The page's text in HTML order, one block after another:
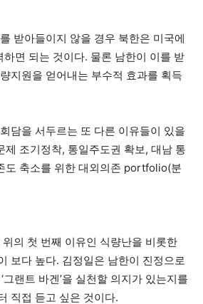
받아들이지 않을 경우 북한은 미국에
하면 되는 것이다. 물론 남한이 이를 받
지원을 얻어내는 부수적 효과를 획득
담을 서두르는 또 다른 이유들이 있을
제 조기정착, 통일주도권 확보, 대남 통
도 축소를 위한 대외의존 portfolio(분
의 첫 번째 이유인 식량난을 비롯한
보다 높다. 김정일은 남한이 진정으로
그랜트 바겐’을 실천할 의지가 있는지를
직접 듣고 싶은 것이다.